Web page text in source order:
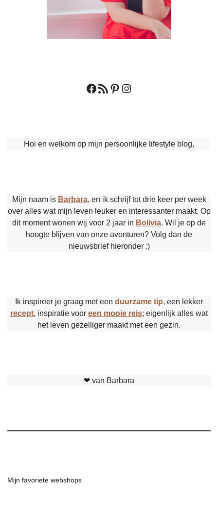
Facebook
RSS feedPinterest
Instagram
Hoi en welkom op mijn persoonlijke lifestyle blog,
Mijn naam is Barbara, en ik schrijf tot drie keer per week
over alles wat mijn leven leuker en interessanter maakt. Op
dit moment wonen wij voor 2 jaar in Bolivia. Wil je op de
hoogte blijven van onze avonturen? Volg dan de
nieuwsbrief hieronder :)
Ik inspireer je graag met een duurzame tip, een lekker
recept, inspiratie voor een mooie reis; eigenlijk alles wat
het leven gezelliger maakt met een gezin.
❤︎ van Barbara
Mijn favoriete webshops